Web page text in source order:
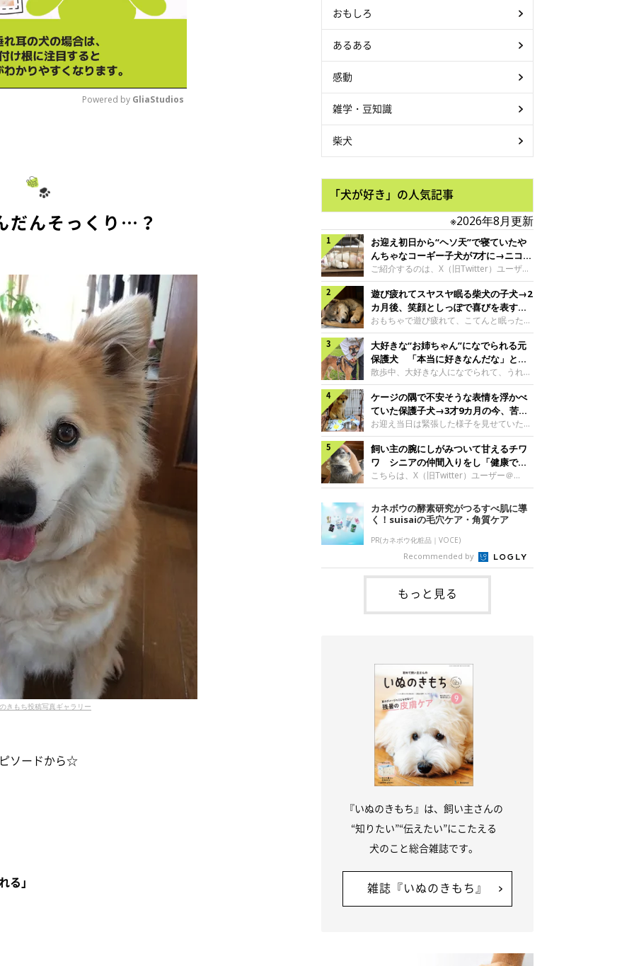
Powered by GliaStudios
だんそっくり…？
きもち投稿写真ギャラリー
ソードから☆
る」
おもしろ
あるある
感動
雑学・豆知識
柴犬
「犬が好き」の人気記事
※2026年8月更新
お迎え初日から“ヘソ天”で寝ていたや
んちゃなコーギー子犬が7才に→ニコニ
コ“コーギースマイル”が魅力のコに成
長！
ご紹介するのは、X（旧Twitter）ユーザー
＠Kus1oKg2vsgdWS2さんの愛犬でウェル
シュ・コーギー・ペンブロークの神楽ちゃ
ん。今年の8月で7才になるという神楽ちゃ
んですが、いったいどんな子犬時代を過ご
したのでしょうか。今回は、神楽ちゃんの
成長を飼い主さんと振り返ります！神楽ち
ゃんの成長について聞いた！お迎えから数
日後の神楽ちゃん（撮影時生後2カ月）＠
Kus1oKg2vsgdWS2――お迎え当初の神楽
ちゃんの様子について教えてください。飼
い主さん： 「お迎え当日から“ヘソ天”で寝
るようなコでし
遊び疲れてスヤスヤ眠る柴犬の子犬→2
カ月後、笑顔としっぽで喜びを表すコ
に成長！
おもちゃで遊び疲れて、こてんと眠った子
犬。あれから2カ月、表情や行動にさまざ
まな変化が見られるようになりました。遊
び疲れて眠る生後2カ月のなっちゃん遊び
疲れた様子のなっちゃん。@Pkndg_紹介
するのは、X（旧Twitter）ユーザー
@Pkndg_さんの愛犬・なっちゃん（取材
時、生後4カ月／柴犬）。こちらの写真
は、なっちゃんが生後2カ月のころに撮影
された一枚です。この日、なっちゃんは家
族と一緒におもちゃで遊んでいました。た
くさん遊んで疲れたのか、その後は眠り始
めたそうです。眠るなっちゃん。
@Pkndg_
大好きな“お姉ちゃん”になでられる元
保護犬 「本当に好きなんだな」と感
じる表情にほっこり
散歩中、大好きな人になでられて、うれし
そうな表情を見せる元保護犬。甘えるよう
な姿に、見ているこちらまでほっこりしま
す。大好きな“お姉ちゃん”に甘える小次郎
くん妹さんになでてもらい、うれしそうな
表情を見せる小次郎くん（2026年6月撮
影）。@mika_Jimmy紹介するのは、X（旧
Twitter）ユーザー@mika_Jimmyさんの愛
犬・小次郎くん（撮影時5才）。こちら
は、飼い主さんの妹さんと一緒に散歩をし
日、飼い主さんは実家から自宅へ帰る途
中、妹さんと公園で待ち合わせ
ケージの隅で不安そうな表情を浮かべ
ていた保護子犬→3才9カ月の今、苦手
を克服し頼もしいコに成長！
お迎え当日は緊張した様子を見せていた元
野犬の保護子犬。あれから約3年半、苦手
だったことを一つひとつ克服し、家族に寄
り添う姿を見せています。お迎え当日、ケ
ージの隅で不安そうにお迎え当日のシルビ
アちゃん。@nemonemotos今回紹介する
のは、X（旧Twitter）ユーザー
@nemonemotosさんの愛犬・シルビアち
ゃん（撮影当時、生後推定2カ月）。飼い
主さんが「#最初に撮った一枚」として投
稿した写真には、ケージの隅で不安そうな
表情を浮かべるシルビアちゃんの姿が写っ
ていました。こちらは、保護犬だったシル
飼い主の腕にしがみついて甘えるチワ
ワ シニアの仲間入りをし「健康で穏
やかな暮らしが続いてほしい」と願う
こちらは、X（旧Twitter）ユーザー＠
kotubusuke617さんが投稿した写真。写
っているのは、愛犬でチワワのつぶしゃん
（本名：こつぶちゃん）です。飼い主さん
の腕にしがみつくつぶしゃん（撮影時6
才）＠kotubusuke617撮影当時の状況に
ついて伺うと、飼い主さんはこう教えてく
れました。飼い主さん： 「ある休日のこ
とです。私がソファに座った途端にひざの
上にのってきたので、そのままなでながら
テレビを見ていたのですが、微動だにしな
いので気になって見てみると、腕にしがみ
カネボウの酵素研究がつるすべ肌に導
く！suisaiの毛穴ケア・角質ケア
PR(カネボウ化粧品｜VOCE)
Recommended by
もっと見る
『いぬのきもち』は、飼い主さんの
“知りたい”“伝えたい”にこたえる
犬のこと総合雑誌です。
雑誌『いぬのきもち』